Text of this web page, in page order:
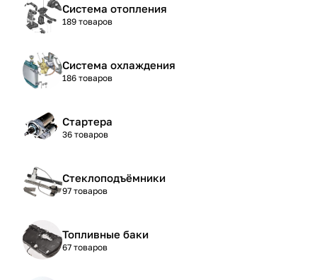
Система отопления
189 товаров
Система охлаждения
186 товаров
Стартера
36 товаров
Стеклоподъёмники
97 товаров
Топливные баки
67 товаров